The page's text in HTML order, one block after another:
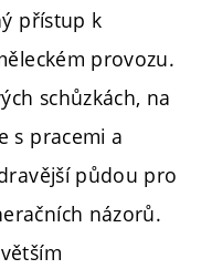
přístup k
provozu.
schůzkách, na
s pracemi a
půdou pro
názorů.